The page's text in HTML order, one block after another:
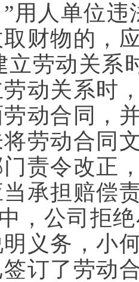
用人单位
财物的，
立劳动关系
动关系时
动合同，
劳动合同
责令改正
当承担赔偿
，公司拒
义务，小
签订了劳动